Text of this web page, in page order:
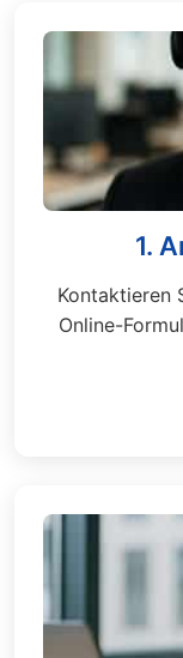
1.
Kontaktieren
Online-